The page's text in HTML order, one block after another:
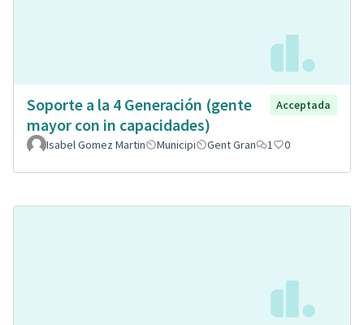
Soporte a la 4 Generación (gente
mayor con in capacidades)
Acceptada
Isabel Gomez Martin Municipi Gent Gran 1 0